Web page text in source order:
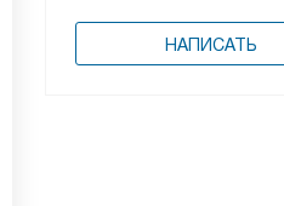
НАПИСАТЬ